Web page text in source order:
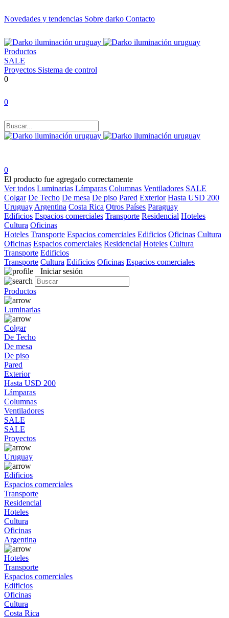
Novedades y tendencias Sobre darko Contacto
Productos
SALE
Proyectos Sistema de control
0
0
0
El producto fue agregado correctamente
Ver todos Luminarias Lámparas Columnas Ventiladores SALE
Colgar De Techo De mesa De piso Pared Exterior Hasta USD 200
Uruguay Argentina Costa Rica Otros Países Paraguay
Edificios Espacios comerciales Transporte Residencial Hoteles
Cultura Oficinas
Hoteles Transporte Espacios comerciales Edificios Oficinas Cultura
Oficinas Espacios comerciales Residencial Hoteles Cultura
Transporte Edificios
Transporte Cultura Edificios Oficinas Espacios comerciales
Iniciar sesión
Productos
Luminarias
Colgar
De Techo
De mesa
De piso
Pared
Exterior
Hasta USD 200
Lámparas
Columnas
Ventiladores
SALE
SALE
Proyectos
Uruguay
Edificios
Espacios comerciales
Transporte
Residencial
Hoteles
Cultura
Oficinas
Argentina
Hoteles
Transporte
Espacios comerciales
Edificios
Oficinas
Cultura
Costa Rica